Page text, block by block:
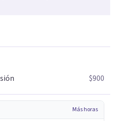
el primer
$900
Más horas